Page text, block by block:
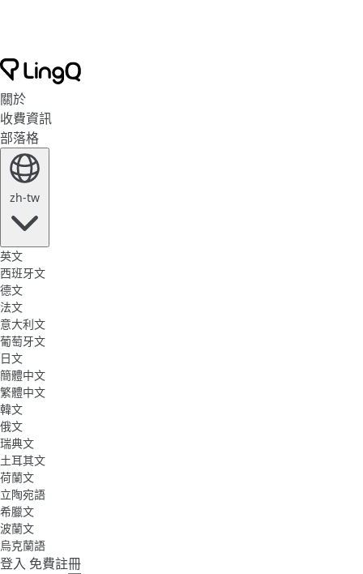
關於
收費資訊
部落格
zh-tw
英文
西班牙文
德文
法文
意大利文
葡萄牙文
日文
簡體中文
繁體中文
韓文
俄文
瑞典文
土耳其文
荷蘭文
立陶宛語
希臘文
波蘭文
烏克蘭語
登入 免費註冊